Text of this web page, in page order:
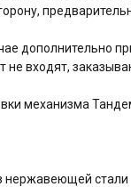
дополнительно
не входят,
механизма
нержавеющей стали